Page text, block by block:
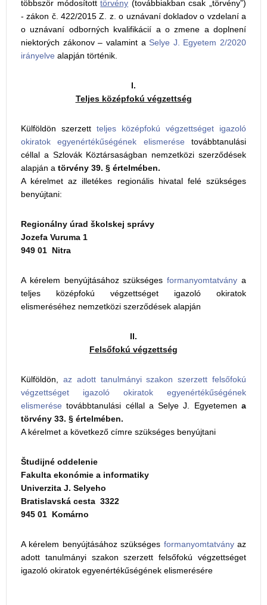
többször módosítotttörvény (továbbiakban csak „törvény”)
- zákon č. 422/2015 Z. z. o uznávaní dokladov o vzdelaní a
o uznávaní odborných kvalifikácií a o zmene a doplnení
niektorých zákonov – valamint a Selye J. Egyetem 2/2020
irányelve alapján történik.
I.
Teljes középfokú végzettség
Külföldön szerzett teljes középfokú végzettséget igazoló
okiratok egyenértékűségének elismerése továbbtanulási
céllal a Szlovák Köztársaságban nemzetközi szerződések
alapján a törvény 39. § értelmében.
A kérelmet az illetékes regionális hivatal felé szükséges
benyújtani:
Regionálny úrad školskej správy
Jozefa Vuruma 1
949 01 Nitra
A kérelem benyújtásához szükségesformanyomtatvány a
teljes középfokú végzettséget igazoló okiratok
elismeréséhez nemzetközi szerződések alapján
II.
Felsőfokú végzettség
Külföldön, az adott tanulmányi szakon szerzett felsőfokú
végzettséget igazoló okiratok egyenértékűségének
elismerése továbbtanulási céllal a Selye J. Egyetemen a
törvény 33. § értelmében.
A kérelmet a következő címre szükséges benyújtani
Študijné oddelenie
Fakulta ekonómie a informatiky
Univerzita J. Selyeho
Bratislavská cesta 3322
945 01 Komárno
A kérelem benyújtásához szükséges formanyomtatványaz
adott tanulmányi szakon szerzett felsőfokú végzettséget
igazoló okiratok egyenértékűségének elismerésére